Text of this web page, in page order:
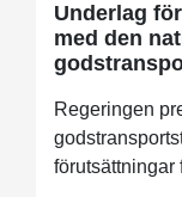
Underlag
med den
Regeringen
förutsättningar